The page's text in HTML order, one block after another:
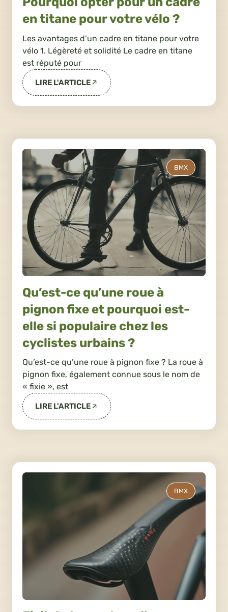
en titane pour votre vélo ?
Les avantages d’un cadre en titane pour votre
vélo 1. Légèreté et solidité Le cadre en titane
est réputé pour
LIRE L'ARTICLE
BMX
Qu’est-ce qu’une roue à
pignon fixe et pourquoi est-
elle si populaire chez les
cyclistes urbains ?
Qu’est-ce qu’une roue à pignon fixe ? La roue à
pignon fixe, également connue sous le nom de
« fixie », est
LIRE L'ARTICLE
BMX